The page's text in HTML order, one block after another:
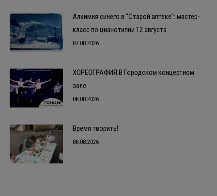
Алхимия синего в “Старой аптеке”: мастер-
класс по цианотипии 12 августа
07.08.2026
ХОРЕОГРАФИЯ В Городском концертном
зале
06.08.2026
Время творить!
06.08.2026